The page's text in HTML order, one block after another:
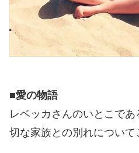
■愛の物語
レベッカさんのいとこで
切な家族との別れについて